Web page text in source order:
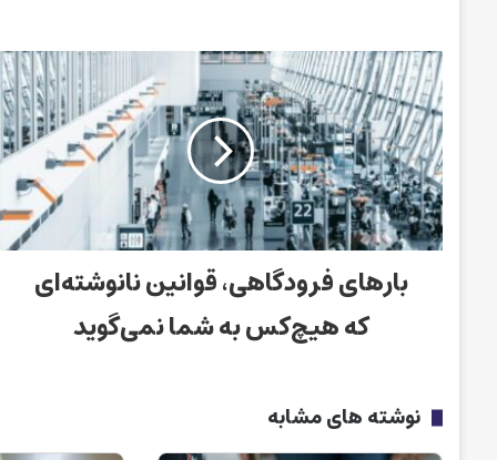
بارهای فرودگاهی، قوانین نانوشته‌ای
که هیچ‌کس به شما نمی‌گوید
نوشته های مشابه